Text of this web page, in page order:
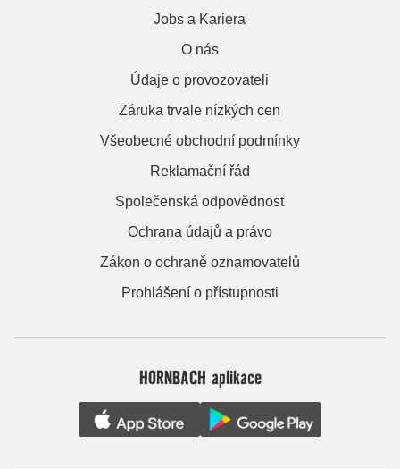
Jobs a Kariera
O nás
Údaje o provozovateli
Záruka trvale nízkých cen
Všeobecné obchodní podmínky
Reklamační řád
Společenská odpovědnost
Ochrana údajů a právo
Zákon o ochraně oznamovatelů
Prohlášení o přístupnosti
HORNBACH aplikace